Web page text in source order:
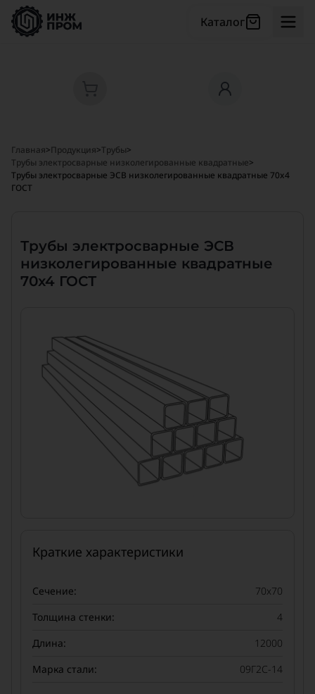
Каталог
Главная>Продукция> Трубы>
Трубы электросварные низколегированные квадратные>
Трубы электросварные ЭСВ низколегированные квадратные 70x4
ГОСТ
Трубы электросварные ЭСВ
низколегированные квадратные
70x4 ГОСТ
Краткие характеристики
Сечение:
70x70
Толщина стенки:
4
Длина:
12000
Марка стали:
09Г2С-14